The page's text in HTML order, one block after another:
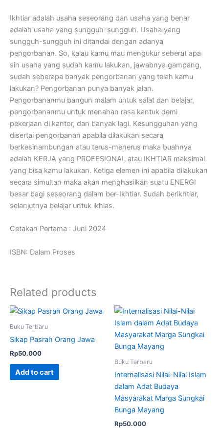
Ikhtiar adalah usaha seseorang dan usaha yang benar
adalah usaha yang sungguh-sungguh. Usaha yang
sungguh-sungguh ini ditandai dengan adanya
pengorbanan. So, kalau kamu mau mengukur seberat apa
sih usaha yang sudah kamu lakukan, jawabnya gampang,
sudah seberapa banyak pengorbanan yang telah kamu
lakukan? Pengorbanan punya banyak jalan.
Pengorbananmu bangun malam untuk salat dan belajar,
pengorbananmu untuk menahan rasa kantuk demi
pekerjaan di kantor, dan banyak lagi. Kesungguhan yang
disertai pengorbanan apabila dilakukan secara
berkesinambungan atau terus-menerus maka buahnya
adalah KERJA yang PROFESIONAL atau IKHTIAR maksimal
yang bisa kamu lakukan. Ketiga elemen ini apabila dilakukan
secara simultan maka akan menghasilkan suatu ENERGI
besar bagi seseorang dalam ber-Ikhtiar. Sudah berikhtiar,
selanjutnya belajar untuk ikhlas.
Cetakan Pertama : Juni 2024
ISBN: Dalam Proses
Related products
Buku Terbaru
Sikap Pasrah Orang Jawa
Rp50.000
Add to cart
Buku Terbaru
Internalisasi Nilai-Nilai Islam
dalam Adat Budaya
Masyarakat Marga Sungkai
Bunga Mayang
Rp50.000